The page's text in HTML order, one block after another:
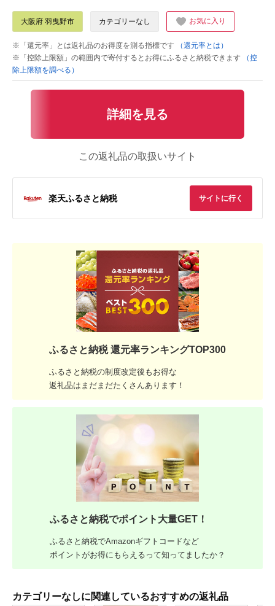
大阪府 羽曳野市 カテゴリーなし お気に入り
※「還元率」とは返礼品のお得度を測る指標です
（還元率とは）
※「控除上限額」の範囲内で寄付するとお得にふるさと納税できます
（控
除上限額を調べる）
詳細を見る
この返礼品の取扱いサイト
楽天ふるさと納税 サイトに行く
ふるさと納税 還元率ランキングTOP300
ふるさと納税の制度改定後もお得な
返礼品はまだまだたくさんあります！
ふるさと納税でポイント大量GET！
ふるさと納税でAmazonギフトコードなど
ポイントがお得にもらえるって知ってましたか？
カテゴリーなしに関連しているおすすめの返礼品